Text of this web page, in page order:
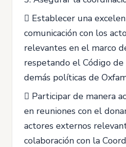
 Establecer una
comunicación con los
relevantes en el marco
respetando el Código de
demás políticas de
 Participar de manera
en reuniones con el
actores externos
colaboración con la